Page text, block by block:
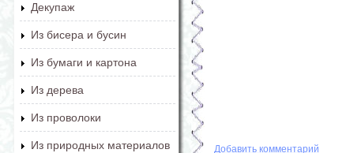
Декупаж
Из бисера и бусин
Из бумаги и картона
Из дерева
Из проволоки
Из природных материалов Добавить комментарий